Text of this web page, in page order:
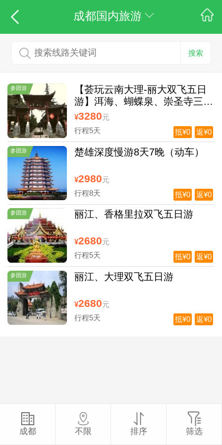
成都国内旅游
搜索
参团游
【荟玩云南大理-丽大双飞五日
游】洱海、蝴蝶泉、崇圣寺三
塔、拉市海、丽江古城、大理古
城
¥3280元
行程5天
返¥0
抵¥0
参团游 楚雄深度慢游8天7晚（动车）
¥2980元
行程8天
返¥0
抵¥0
参团游 丽江、香格里拉双飞五日游
¥2680元
行程5天
返¥0
抵¥0
参团游 丽江、大理双飞五日游
¥2680元
行程5天
返¥0
抵¥0
成都 不限 排序 筛选